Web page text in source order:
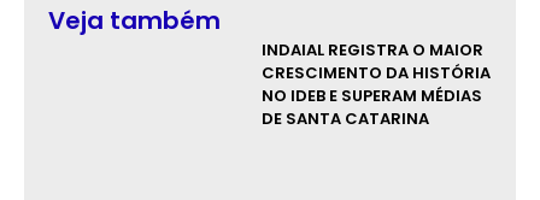
Veja também
INDAIAL REGISTRA O MAIOR
CRESCIMENTO DA HISTÓRIA
NO IDEB E SUPERAM MÉDIAS
DE SANTA CATARINA